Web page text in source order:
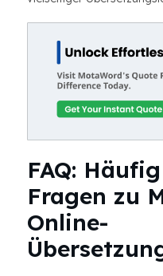
FAQ:
Fragen zu
Online-